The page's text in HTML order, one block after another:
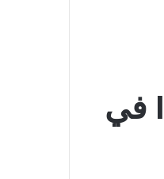
لمدة 99 عامًا بسبب تدخين جهاز IQOS في